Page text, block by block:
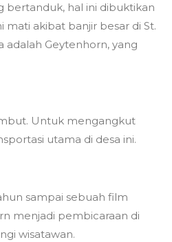
bertanduk, hal ini dibuktikan
akibat banjir besar di St.
adalah Geytenhorn, yang
Untuk mengangkut
utama di desa ini.
sampai sebuah film
menjadi pembicaraan di
wisatawan.